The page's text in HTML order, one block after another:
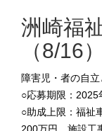
洲崎福
（8/16）
障害児・者の自
○応募期限：
○助成上限：福祉
200万円、施設工